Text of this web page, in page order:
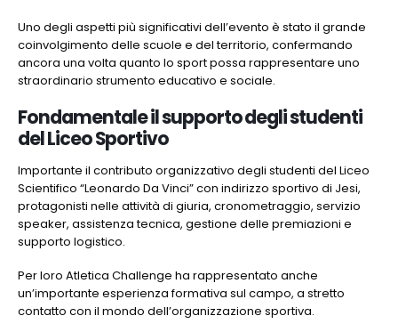
Uno degli aspetti più significativi dell’evento è stato il grande
coinvolgimento delle scuole e del territorio, confermando
ancora una volta quanto lo sport possa rappresentare uno
straordinario strumento educativo e sociale.
Fondamentale il supporto degli studenti
del Liceo Sportivo
Importante il contributo organizzativo degli studenti del Liceo
Scientifico “Leonardo Da Vinci” con indirizzo sportivo di Jesi,
protagonisti nelle attività di giuria, cronometraggio, servizio
speaker, assistenza tecnica, gestione delle premiazioni e
supporto logistico.
Per loro Atletica Challenge ha rappresentato anche
un’importante esperienza formativa sul campo, a stretto
contatto con il mondo dell’organizzazione sportiva.